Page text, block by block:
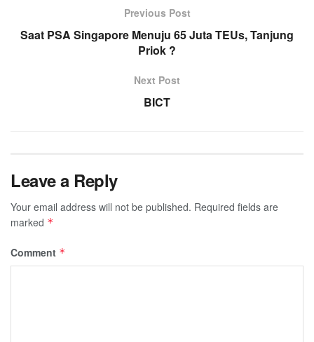
Previous Post
Saat PSA Singapore Menuju 65 Juta TEUs, Tanjung
Priok ?
Next Post
BICT
Leave a Reply
Your email address will not be published. Required fields are
marked *
Comment *